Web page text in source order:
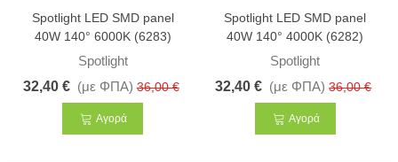
Spotlight LED SMD panel
40W 140° 6000K (6283)
Spotlight
32,40 € (με ΦΠΑ) 36,00 €
Αγορά
Spotlight LED SMD panel
40W 140° 4000K (6282)
Spotlight
32,40 € (με ΦΠΑ) 36,00 €
Αγορά